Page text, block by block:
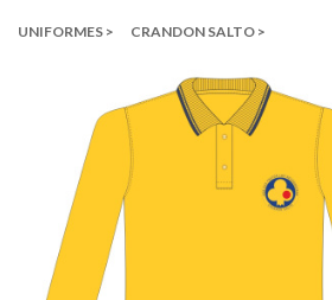
UNIFORMES > CRANDON SALTO >